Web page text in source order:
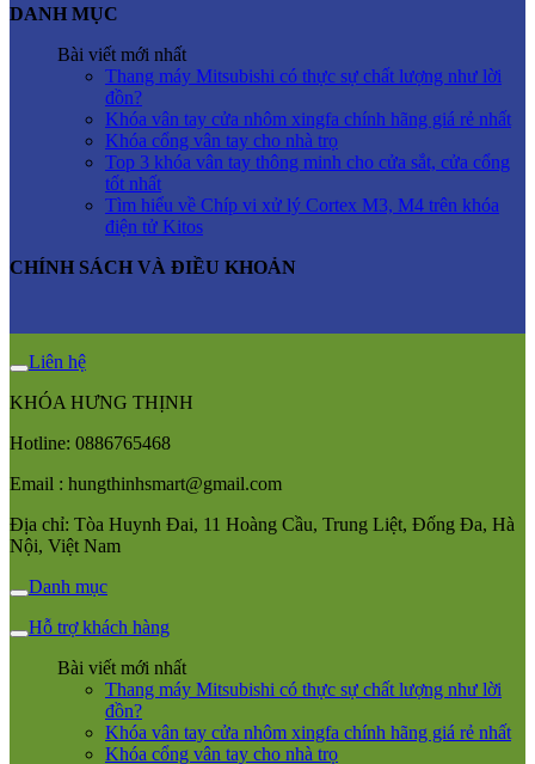
DANH MỤC
Bài viết mới nhất
Thang máy Mitsubishi có thực sự chất lượng như lời
đồn?
Khóa vân tay cửa nhôm xingfa chính hãng giá rẻ nhất
Khóa cổng vân tay cho nhà trọ
Top 3 khóa vân tay thông minh cho cửa sắt, cửa cổng
tốt nhất
Tìm hiểu về Chíp vi xử lý Cortex M3, M4 trên khóa
điện tử Kitos
CHÍNH SÁCH VÀ ĐIỀU KHOẢN
Liên hệ
KHÓA HƯNG THỊNH
Hotline: 0886765468
Email : hungthinhsmart@gmail.com
Địa chỉ: Tòa Huynh Đai, 11 Hoàng Cầu, Trung Liệt, Đống Đa, Hà
Nội, Việt Nam
Danh mục
Hỗ trợ khách hàng
Bài viết mới nhất
Thang máy Mitsubishi có thực sự chất lượng như lời
đồn?
Khóa vân tay cửa nhôm xingfa chính hãng giá rẻ nhất
Khóa cổng vân tay cho nhà trọ